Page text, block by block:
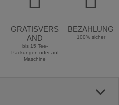
GRATISVERS
AND
bis 15 Tee-
Packungen oder auf
Maschine
BEZAHLUNG
100% sicher